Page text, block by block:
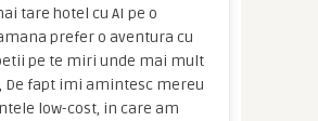
tare hotel cu AI pe o
prefer o aventura cu
pe te miri unde mai mult
De fapt imi amintesc mereu
low-cost, in care am